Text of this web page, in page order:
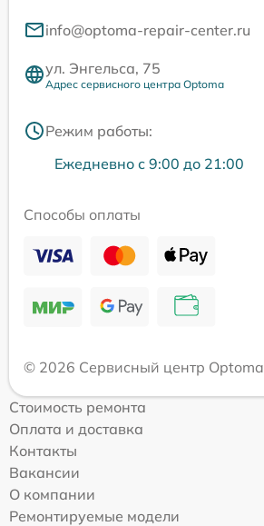
info@optoma-repair-center.ru
ул. Энгельса, 75
Адрес сервисного центра Optoma
Режим работы:
Ежедневно с 9:00 до 21:00
Способы оплаты
© 2026 Сервисный центр Optoma
Стоимость ремонта
Оплата и доставка
Контакты
Вакансии
О компании
Ремонтируемые модели